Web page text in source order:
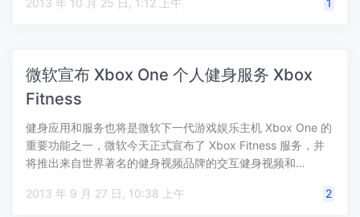
2013 年 10 月 25 日, 1:12 上午 1
微软宣布 Xbox One 个人健身服务 Xbox
Fitness
健身应用和服务也将是微软下一代游戏娱乐主机 Xbox One 的
重要功能之一，微软今天正式宣布了 Xbox Fitness 服务，并
将推出来自世界著名的健身视频品牌的交互健身视频和…
2013 年 9 月 27 日, 10:38 上午 2